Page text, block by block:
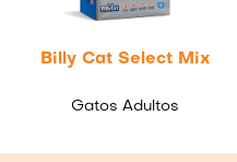
Billy Cat Select Mix
Gatos Adultos